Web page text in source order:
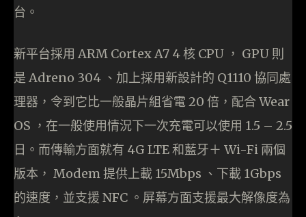
台。
新平台採用 ARM Cortex A7 4 核 CPU ， GPU 則
是 Adreno 304 、加上採用新設計的 Q1110 協同處
理器，令到它比一般晶片組省電 20 倍，配合 Wear
OS ，在一般使用情況下一次充電可以使用 1.5 – 2.5
日。而傳輸方面就有 4G LTE 和藍牙＋ Wi-Fi 兩個
版本， Modem 提供上載 15Mbps 、下載 1Gbps
的速度，並支援 NFC 。屏幕方面支援最大解像度為